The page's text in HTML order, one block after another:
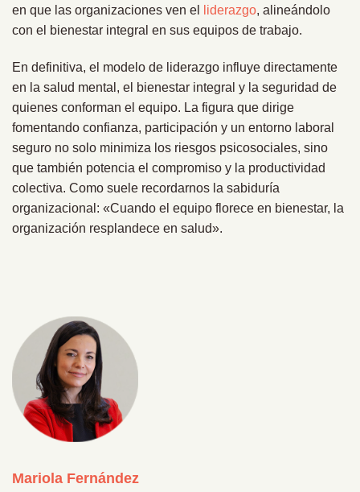
en que las organizaciones ven el
liderazgo, alineándolo
con el bienestar integral en sus equipos de trabajo.
En definitiva, el modelo de liderazgo influye directamente
en la salud mental, el bienestar integral y la seguridad de
quienes conforman el equipo. La figura que dirige
fomentando confianza, participación y un entorno laboral
seguro no solo minimiza los riesgos psicosociales, sino
que también potencia el compromiso y la productividad
colectiva. Como suele recordarnos la sabiduría
organizacional: «Cuando el equipo florece en bienestar, la
organización resplandece en salud».
Mariola Fernández